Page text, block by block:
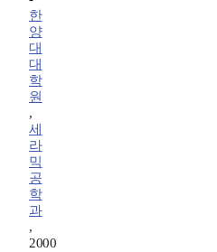
한
양
대
대
학
원
,
세
라
믹
공
학
과
,
2000